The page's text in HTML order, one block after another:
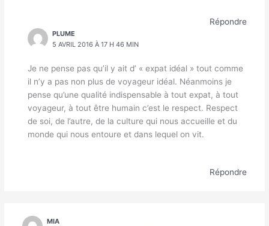
Répondre
PLUME
5 AVRIL 2016 À 17 H 46 MIN
Je ne pense pas qu’il y ait d’ « expat idéal » tout comme
il n’y a pas non plus de voyageur idéal. Néanmoins je
pense qu’une qualité indispensable à tout expat, à tout
voyageur, à tout être humain c’est le respect. Respect
de soi, de l’autre, de la culture qui nous accueille et du
monde qui nous entoure et dans lequel on vit.
Répondre
MIA